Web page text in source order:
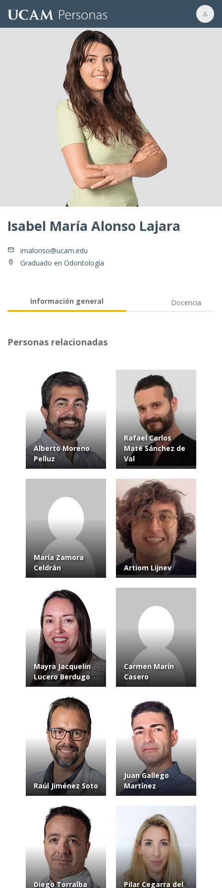
Isabel María Alonso Lajara
imalonso@ucam.edu
Graduado en Odontología
Información general Docencia
Personas relacionadas
Alberto Moreno
Pelluz
Rafael Carlos
Maté Sánchez de
Val
María Zamora
Celdrán
Artiom Lijnev
Mayra Jacquelin
Lucero Berdugo
Carmen Marín
Casero
Raúl Jiménez Soto
Juan Gallego
Martínez
Diego Torralba Pilar Cegarra del